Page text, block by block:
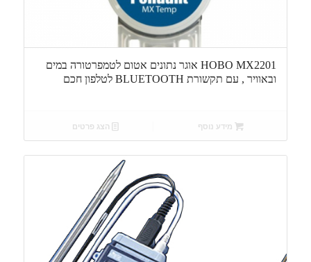
HOBO MX2201 אוגר נתונים אטום לטמפרטורה במים
ובאוויר , עם תקשורת BLUETOOTH לטלפון חכם
מידע נוסף הצג פרטים